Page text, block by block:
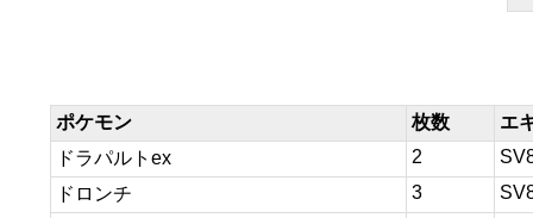
ポケモン 枚数
エ
ドラパルトex
2
ドロンチ
3